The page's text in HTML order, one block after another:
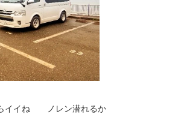
らイイね ノレン潜れるか